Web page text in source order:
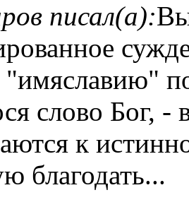
писал(а):
слово Бог, -
к
благодать...